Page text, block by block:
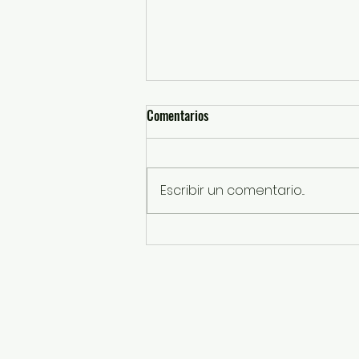
“Tenemos una Gobernadora
Comentarios
Escribir un comentario...